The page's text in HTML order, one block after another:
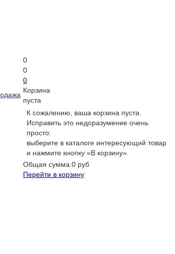
0
0
0
Корзина
пуста
К сожалению, ваша корзина пуста.
Исправить это недоразумение очень
просто:
выберите в каталоге интересующий товар
и нажмите кнопку «В корзину».
Общая сумма:0 руб
Перейти в корзину